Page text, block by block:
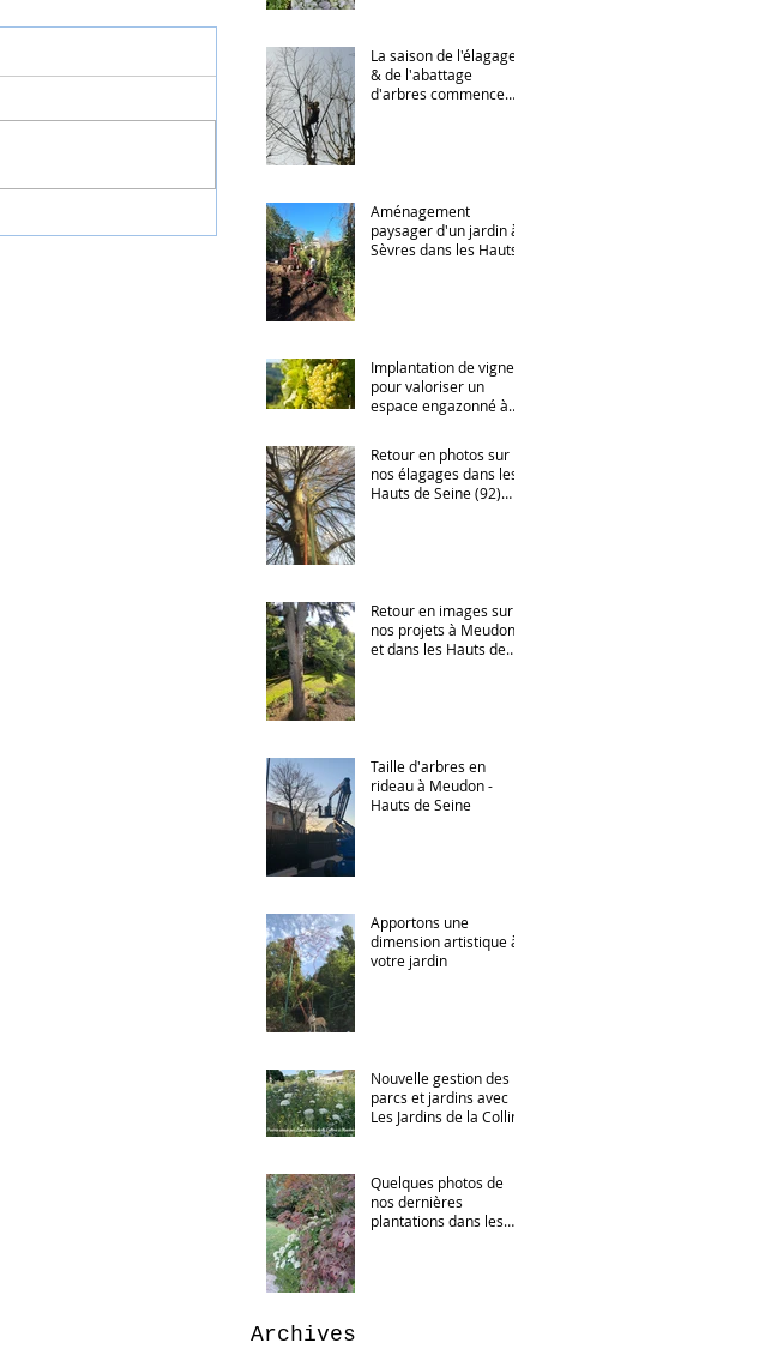
La saison de l'élagage
& de l'abattage
d'arbres commence
Aménagement
paysager d'un jardin à
Sèvres dans les Hauts
Implantation de vignes
pour valoriser un
espace engazonné à
Retour en photos sur
nos élagages dans les
Hauts de Seine (92)
Retour en images sur
nos projets à Meudon
et dans les Hauts de
Taille d'arbres en
rideau à Meudon -
Hauts de Seine
Apportons une
dimension artistique à
votre jardin
Nouvelle gestion des
parcs et jardins avec
Les Jardins de la Colline
Quelques photos de
nos dernières
plantations dans les
Archives